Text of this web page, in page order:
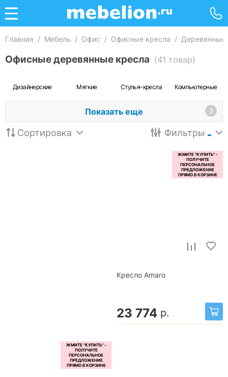
Главная / Мебель / Офис / Офисные кресла / Деревянные
Офисные деревянные кресла (41 товар)
Дизайнерские Мягкие Стулья-кресла Компьютерные
Показать еще 3
Сортировка Фильтры
Кресло Amaro
23 774 р.